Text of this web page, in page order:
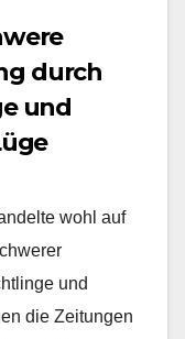
durch
und
wohl auf
und
die Zeitungen